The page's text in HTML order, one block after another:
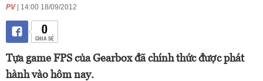
PV | 14:00 18/09/2012
0
CHIA SẺ
Tựa game FPS của Gearbox đã chính thức được phát
hành vào hôm nay.